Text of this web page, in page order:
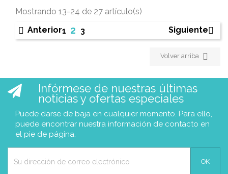
Mostrando 13-24 de 27 artículo(s)
 Anterior1 2 3 Siguiente
Volver arriba 
Infórmese de nuestras últimas
noticias y ofertas especiales
Puede darse de baja en cualquier momento. Para ello,
puede encontrar nuestra información de contacto en
el pie de página.